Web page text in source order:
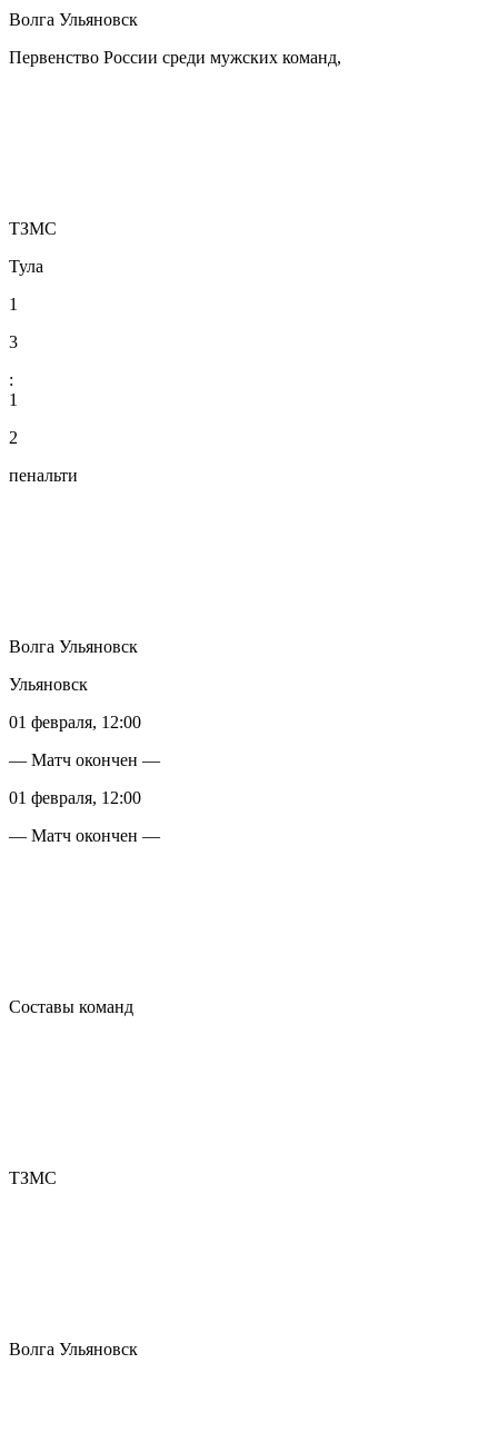
Волга Ульяновск
Первенство России среди мужских команд,
ТЗМС
Тула
1
3
:
1
2
пенальти
Волга Ульяновск
Ульяновск
01 февраля, 12:00
— Матч окончен —
01 февраля, 12:00
— Матч окончен —
Составы команд
ТЗМС
Волга Ульяновск